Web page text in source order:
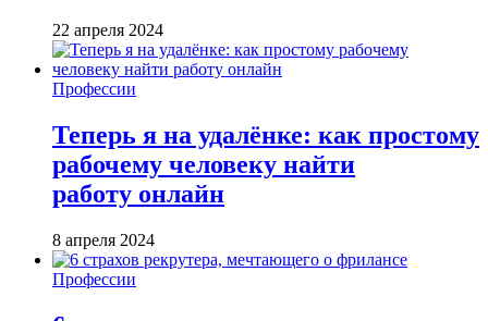
22 апреля 2024
Профессии
Теперь я на удалёнке: как простому
рабочему человеку найти
работу онлайн
8 апреля 2024
Профессии